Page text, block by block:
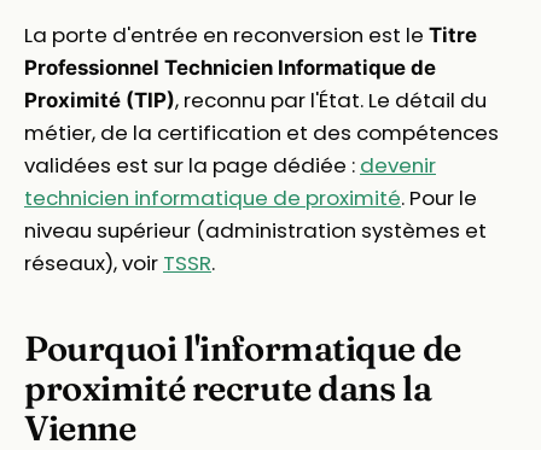
La porte d'entrée en reconversion est le Titre
Professionnel Technicien Informatique de
Proximité (TIP), reconnu par l'État. Le détail du
métier, de la certification et des compétences
validées est sur la page dédiée : devenir
technicien informatique de proximité. Pour le
niveau supérieur (administration systèmes et
réseaux), voir TSSR.
Pourquoi l'informatique de
proximité recrute dans la
Vienne